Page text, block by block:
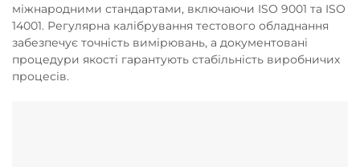
міжнародними стандартами, включаючи ISO 9001 та ISO
14001. Регулярна калібрування тестового обладнання
забезпечує точність вимірювань, а документовані
процедури якості гарантують стабільність виробничих
процесів.